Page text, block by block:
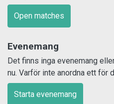
Open matches
Evenemang
Det finns inga evenemang
nu. Varför inte anordna ett för
Starta evenemang